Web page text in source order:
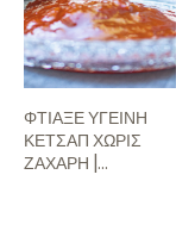
ΦΤΙΑΞΕ ΥΓΕΙΝΗ
ΚΕΤΣΑΠ ΧΩΡΙΣ
ΖΑΧΑΡΗ |...